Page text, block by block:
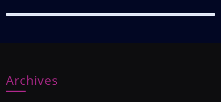
Archives